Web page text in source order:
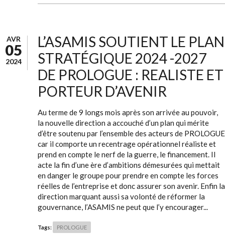
AVR
05
2024
L’ASAMIS SOUTIENT LE PLAN
STRATÉGIQUE 2024 -2027
DE PROLOGUE : REALISTE ET
PORTEUR D’AVENIR
Au terme de 9 longs mois après son arrivée au pouvoir,
la nouvelle direction a accouché d’un plan qui mérite
d’être soutenu par l’ensemble des acteurs de PROLOGUE
car il comporte un recentrage opérationnel réaliste et
prend en compte le nerf de la guerre, le financement. Il
acte la fin d’une ère d’ambitions démesurées qui mettait
en danger le groupe pour prendre en compte les forces
réelles de l’entreprise et donc assurer son avenir. Enfin la
direction marquant aussi sa volonté de réformer la
gouvernance, l’ASAMIS ne peut que l’y encourager...
Tags: PROLOGUE